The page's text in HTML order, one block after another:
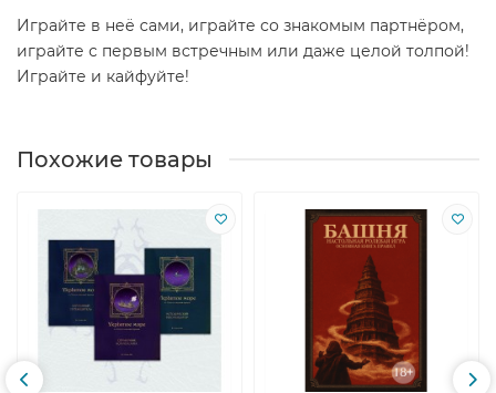
Играйте в неё сами, играйте со знакомым партнёром,
играйте с первым встречным или даже целой толпой!
Играйте и кайфуйте!
Похожие товары